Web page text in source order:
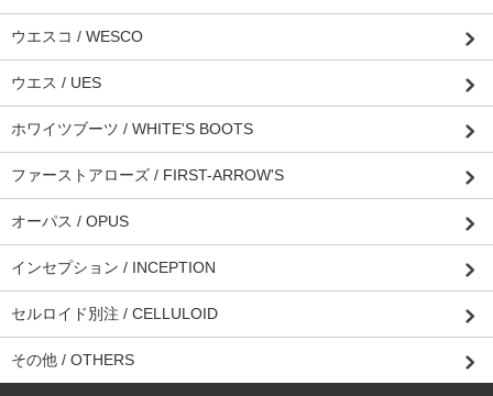
ウエスコ / WESCO
ウエス / UES
ホワイツブーツ / WHITE'S BOOTS
ファーストアローズ / FIRST-ARROW'S
オーパス / OPUS
インセプション / INCEPTION
セルロイド別注 / CELLULOID
その他 / OTHERS